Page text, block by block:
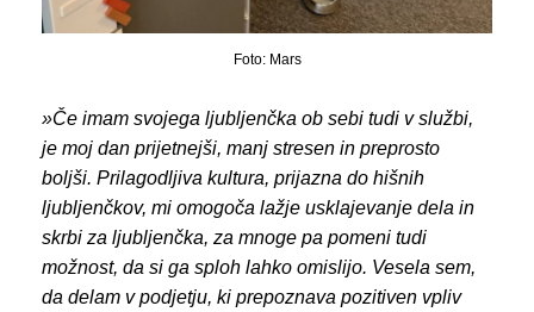
Foto: Mars
»Če imam svojega ljubljenčka ob sebi tudi v službi,
je moj dan prijetnejši, manj stresen in preprosto
boljši. Prilagodljiva kultura, prijazna do hišnih
ljubljenčkov, mi omogoča lažje usklajevanje dela in
skrbi za ljubljenčka, za mnoge pa pomeni tudi
možnost, da si ga sploh lahko omislijo. Vesela sem,
da delam v podjetju, ki prepoznava pozitiven vpliv